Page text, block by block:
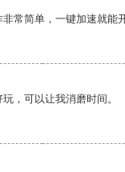
常简单，一键加速就能
，可以让我消磨时间。